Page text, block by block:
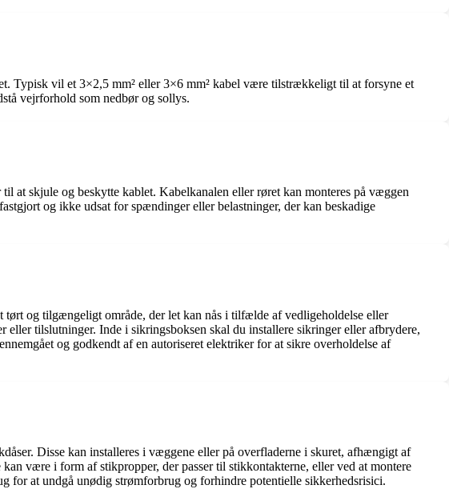
Typisk vil et 3×2,5 mm² eller 3×6 mm² kabel være tilstrækkeligt til at forsyne et
vejrforhold som nedbør og sollys.
at skjule og beskytte kablet. Kabelkanalen eller røret kan monteres på væggen
og ikke udsat for spændinger eller belastninger, der kan beskadige
og tilgængeligt område, der let kan nås i tilfælde af vedligeholdelse eller
tilslutninger. Inde i sikringsboksen skal du installere sikringer eller afbrydere,
og godkendt af en autoriseret elektriker for at sikre overholdelse af
Disse kan installeres i væggene eller på overfladerne i skuret, afhængigt af
være i form af stikpropper, der passer til stikkontakterne, eller ved at montere
for at undgå unødig strømforbrug og forhindre potentielle sikkerhedsrisici.